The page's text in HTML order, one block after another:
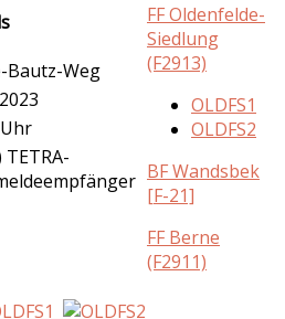
Bautz-Weg
TETRA-
FF Oldenfelde-
Siedlung
(F2913)
OLDFS1
OLDFS2
BF Wandsbek
[F-21]
FF Berne
(F2911)